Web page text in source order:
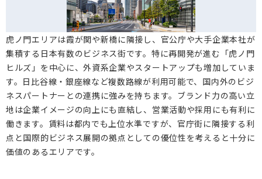
虎ノ門エリアは霞が関や新橋に隣接し、官公庁や大手企業本社が
集積する日本有数のビジネス街です。特に再開発が進む「虎ノ門
ヒルズ」を中心に、外資系企業やスタートアップも増加していま
す。日比谷線・銀座線など複数路線が利用可能で、国内外のビジ
ネスパートナーとの連携に強みを持ちます。ブランド力の高い立
地は企業イメージの向上にも直結し、営業活動や採用にも有利に
働きます。賃料は都内でも上位水準ですが、官庁街に隣接する利
点と国際的ビジネス展開の拠点としての優位性を考えると十分に
価値のあるエリアです。